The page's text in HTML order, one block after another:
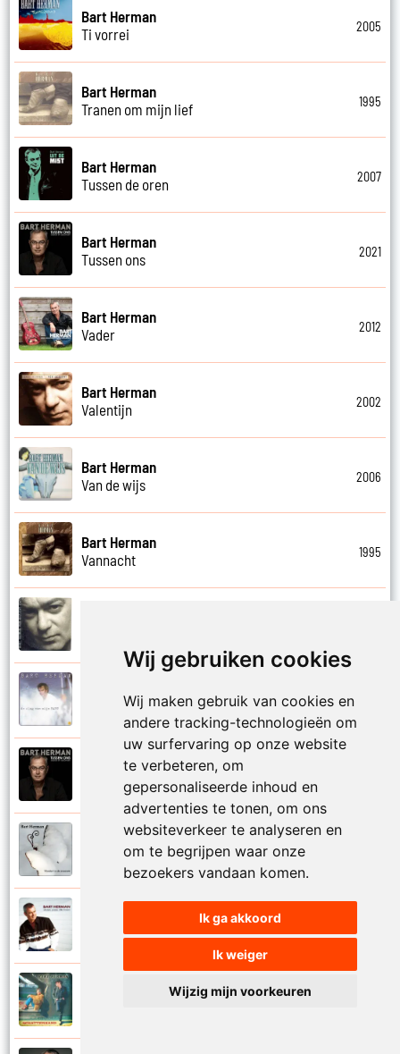
Wij gebruiken cookies
Wij maken gebruik van cookies en
andere tracking-technologieën om
uw surfervaring op onze website
te verbeteren, om
gepersonaliseerde inhoud en
advertenties te tonen, om ons
websiteverkeer te analyseren en
om te begrijpen waar onze
bezoekers vandaan komen.
Ik ga akkoord
Ik weiger
Wijzig mijn voorkeuren
Bart Herman
Ti vorrei
2005
Bart Herman
Tranen om mijn lief
1995
Bart Herman
Tussen de oren
2007
Bart Herman
Tussen ons
2021
Bart Herman
Vader
2012
Bart Herman
Valentijn
2002
Bart Herman
Van de wijs
2006
Bart Herman
Vannacht
1995
Bart Herman
Vertrouwelijk
Bart Herman
Victoria
Bart Herman
Vlinder in de sneeuw
Vlinders passie stille tranen